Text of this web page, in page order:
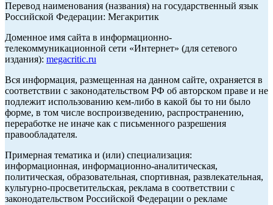
Перевод наименования (названия) на государственный язык
Российской Федерации: Мегакритик
Доменное имя сайта в информационно-
телекоммуникационной сети «Интернет» (для сетевого
издания): megacritic.ru
Вся информация, размещенная на данном сайте, охраняется в
соответствии с законодательством РФ об авторском праве и не
подлежит использованию кем-либо в какой бы то ни было
форме, в том числе воспроизведению, распространению,
переработке не иначе как с письменного разрешения
правообладателя.
Примерная тематика и (или) специализация:
информационная, информационно-аналитическая,
политическая, образовательная, спортивная, развлекательная,
культурно-просветительская, реклама в соответствии с
законодательством Российской Федерации о рекламе